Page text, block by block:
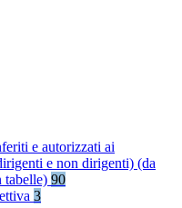
e autorizzati ai
e non dirigenti) (da
tabelle) 90
3